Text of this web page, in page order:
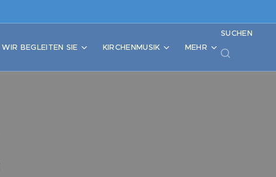
WIR BEGLEITEN SIE KIRCHENMUSIK MEHR
SUCHEN